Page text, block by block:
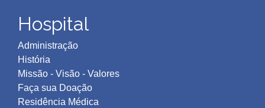
Hospital
Administração
História
Missão - Visão - Valores
Faça sua Doação
Residência Médica